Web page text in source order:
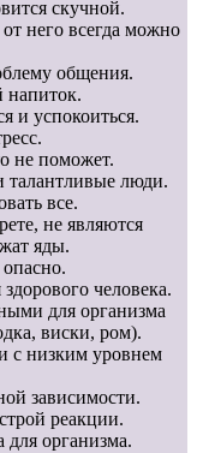
скучной.
него всегда можно
общения.
и успокоиться.
не поможет.
люди.
все.
не являются
яды.
человека.
для организма
виски, ром).
с низким уровнем
зависимости.
реакции.
организма.